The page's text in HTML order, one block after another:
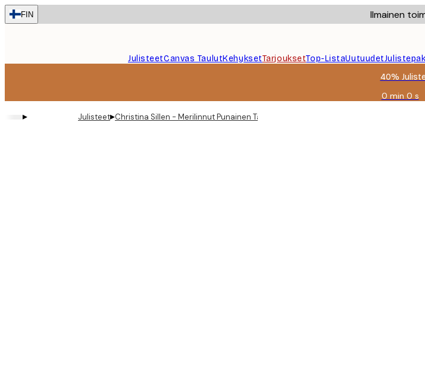
Skip
to
FIN Ilmainen
JulisteetCanvas TaulutKehyksetTarjouksetTop-ListaUutuudet
40%
0 min 0 s
▸ Julisteet▸Christina Sillen - Merilinnut Punainen Taivas Juliste